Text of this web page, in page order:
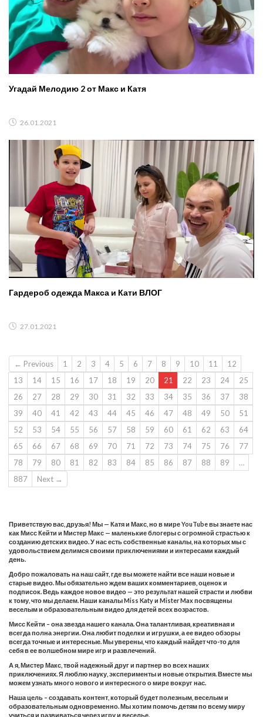
Угадай Мелодию 2 от Макс и Катя
26.01.2021
Гардероб одежда Макса и Кати ВЛОГ
27.01.2021
← Previous 1 2 3 4 5 6 7 8 9 10 11
12
13
14 15 16 17 18 19 20 21 22 23 24
25
26
27 28 29 30 31 32 33 34 35 36 37
38
39
40 41 42 43 44 45 46 47 48 49 50
51
52
53 54 55 56 57 58 59 60 61 62 63
64
65
66 67 68 69 70 71 72 73 74 75 76
77
78
79 80 81 82 83 84 85 86 87 88 89
…
887
Next →
Приветствую вас, друзья! Мы — Катя и Макс, но в мире YouTube вы знаете нас
как Мисс Кейти и Мистер Макс — маленькие блогеры с огромной страстью к
созданию детских видео. У нас есть собственные каналы, на которых мы с
удовольствием делимся своими приключениями и интересами каждый
день.
Добро пожаловать на наш сайт, где вы можете найти все наши новые и
старые видео. Мы обязательно ждем ваших комментариев, оценок и
подписок. Ведь каждое новое видео — это результат нашей страсти и любви
к тому, что мы делаем. Наши каналы Miss Katy и Mister Max посвящены
веселым и образовательным видео для детей всех возрастов.
Мисс Кейти – она звезда нашего канала. Она талантливая, креативная и
всегда полна энергии. Она любит поделки и игрушки, а ее видео обзоры
всегда точные и интересные. Мы уверены, что каждый найдет что-то для
себя в ее волшебном мире игр и развлечений.
А я, Мистер Макс, твой надежный друг и партнер во всех наших
приключениях. Я люблю науку, эксперименты и новые открытия. Вместе мы
можем узнать много нового и интересного о мире вокруг нас.
Наша цель – создавать контент, который будет полезным, веселым и
образовательным одновременно. Мы хотим помочь детям по всему миру
учиться и развиваться через игру и веселье.